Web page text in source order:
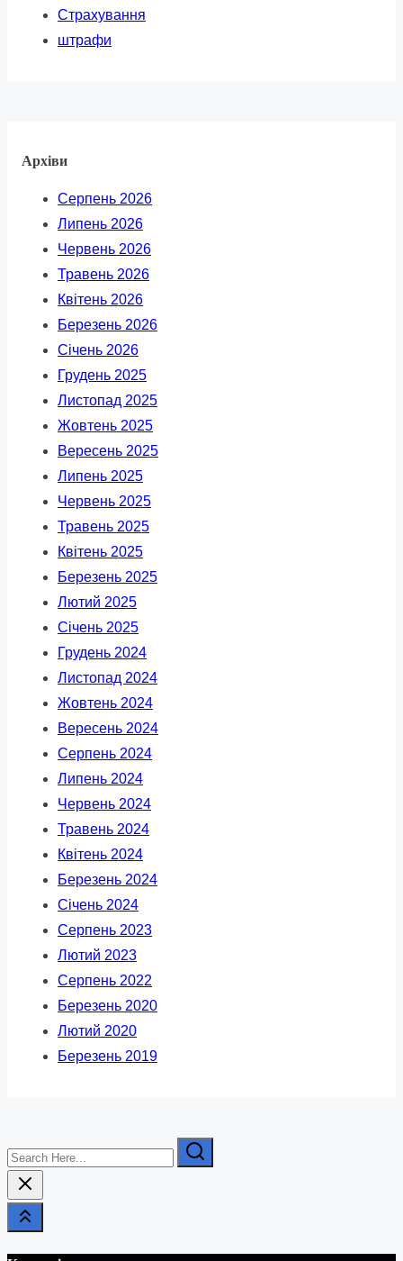
Страхування
штрафи
Архіви
Серпень 2026
Липень 2026
Червень 2026
Травень 2026
Квітень 2026
Березень 2026
Січень 2026
Грудень 2025
Листопад 2025
Жовтень 2025
Вересень 2025
Липень 2025
Червень 2025
Травень 2025
Квітень 2025
Березень 2025
Лютий 2025
Січень 2025
Грудень 2024
Листопад 2024
Жовтень 2024
Вересень 2024
Серпень 2024
Липень 2024
Червень 2024
Травень 2024
Квітень 2024
Березень 2024
Січень 2024
Серпень 2023
Лютий 2023
Серпень 2022
Березень 2020
Лютий 2020
Березень 2019
Search
Here...